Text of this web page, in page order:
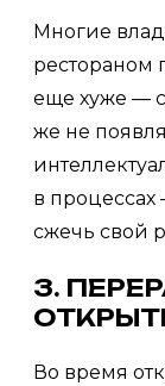
Многие
рестораном
еще хуже —
же не
в процессах
сжечь свой
3.
Во время